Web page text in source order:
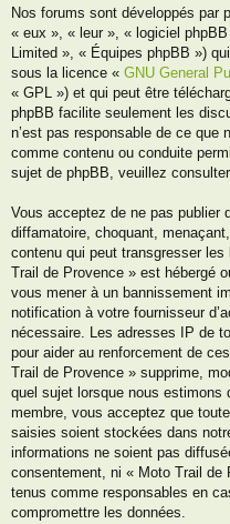
Nos forums sont développés par
« eux », « leur », « logiciel
Limited », « Équipes phpBB »)
sous la licence « GNU General
« GPL ») et qui peut être
phpBB facilite seulement les
n’est pas responsable de ce que
comme contenu ou conduite
sujet de phpBB, veuillez
Vous acceptez de ne pas publier
diffamatoire, choquant,
contenu qui peut transgresser
Trail de Provence » est hébergé
vous mener à un bannissement
notification à votre fournisseur
nécessaire. Les adresses IP de
pour aider au renforcement de
Trail de Provence » supprime,
quel sujet lorsque nous
membre, vous acceptez que
saisies soient stockées dans
informations ne soient pas
consentement, ni « Moto Trail de
tenus comme responsables en
compromettre les données.